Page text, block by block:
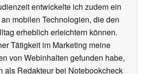
entwickelte ich zudem ein
mobilen Technologien, die den
erheblich erleichtern können.
Tätigkeit im Marketing meine
von Webinhalten gefunden habe,
als Redakteur bei Notebookcheck